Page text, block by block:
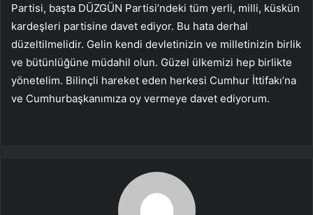
Partisi, başta DÜZGÜN Partisi’ndeki tüm yerli, milli, küskün
kardeşleri partisine davet ediyor. Bu hata derhal
düzeltilmelidir. Gelin kendi devletinizin ve milletinizin birlik
ve bütünlüğüne müdahil olun. Güzel ülkemizi hep birlikte
yönetelim. Bilinçli hareket eden herkesi Cumhur İttifakı’na
ve Cumhurbaşkanımıza oy vermeye davet ediyorum.